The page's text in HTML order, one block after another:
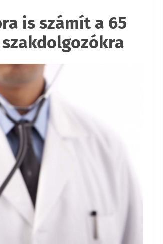
is számít a 65